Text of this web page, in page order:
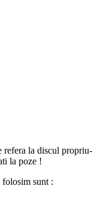
refera la discul propriu-
la poze !
sunt :